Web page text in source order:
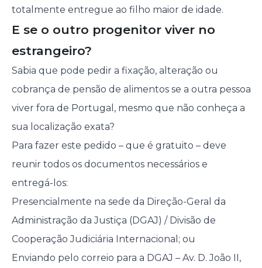
totalmente entregue ao filho maior de idade.
E se o outro progenitor viver no
estrangeiro?
Sabia que pode pedir a fixação, alteração ou
cobrança de pensão de alimentos se a outra pessoa
viver fora de Portugal, mesmo que não conheça a
sua localização exata?
Para fazer este pedido – que é gratuito – deve
reunir todos os documentos necessários e
entregá-los:
Presencialmente na sede da Direção-Geral da
Administração da Justiça (DGAJ) / Divisão de
Cooperação Judiciária Internacional; ou
Enviando pelo correio para a DGAJ – Av. D. João II,